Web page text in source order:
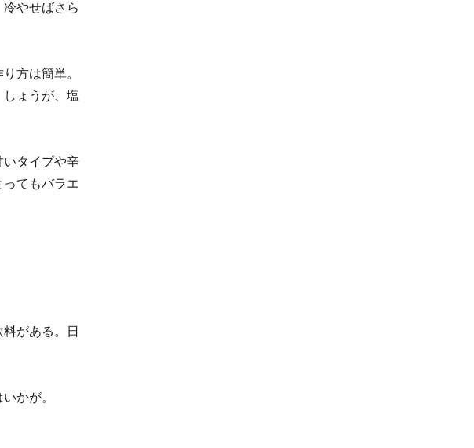
やせばさら
方は簡単。
ょうが、塩
いタイプや辛
てもバラエ
がある。日
かが。